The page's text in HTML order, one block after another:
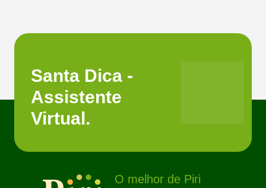
Santa Dica -
Assistente
Virtual.
O melhor de Piri